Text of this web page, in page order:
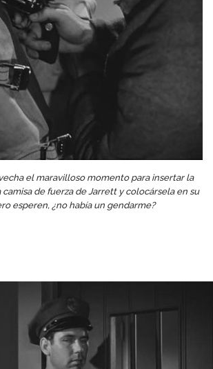
el maravilloso momento para insertar la
de fuerza de Jarrett y colocársela en su
esperen, ¿no había un gendarme?